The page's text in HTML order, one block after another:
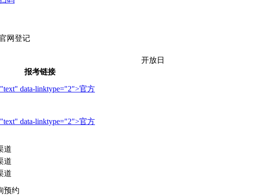
网登记
开放日
报考链接
data-linktype="2">官方
data-linktype="2">官方
道
道
道
预约